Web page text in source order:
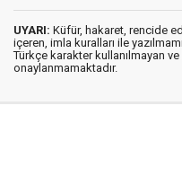
UYARI: Küfür, hakaret, rencide
içeren, imla kuralları ile
Türkçe karakter kullanılmayan
onaylanmamaktadır.